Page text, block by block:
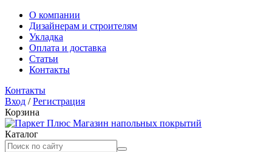
О компании
Дизайнерам и строителям
Укладка
Оплата и доставка
Статьи
Контакты
Контакты
Вход /Регистрация
Корзина
Магазин напольных покрытий
Каталог